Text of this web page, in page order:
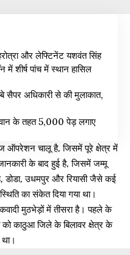
और लेफ्टिनेंट यशवंत सिंह
शीर्ष पांच में स्थान हासिल
सैपर अधिकारी से की मुलाकात,
के तहत 5,000 पेड़ लगाए
ऑपरेशन चालू है, जिसमें पूरे क्षेत्र में
के बाद हुई है, जिसमें जम्मू
डोडा, उधमपुर और रियासी जैसे कई
का संकेत दिया गया था।
मुठभेड़ों में तीसरा है। पहले के
काठुआ जिले के बिलावर क्षेत्र के